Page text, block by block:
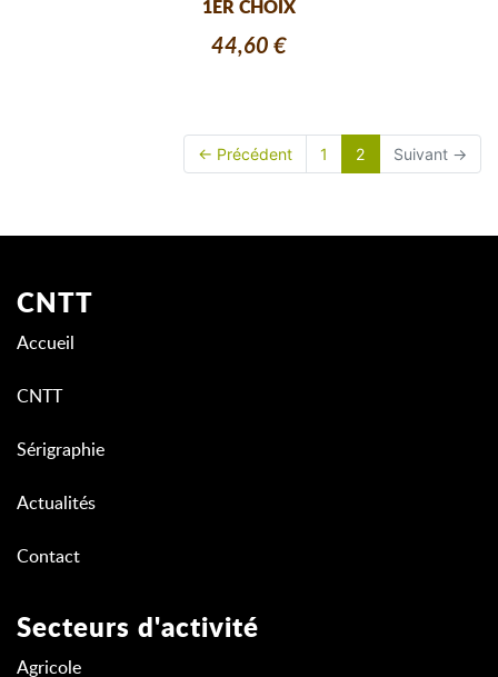
1ER CHOIX
44,60 €
← Précédent 1 2 (current)
Suivant →
CNTT
Accueil
CNTT
Sérigraphie
Actualités
Contact
Secteurs d'activité
Agricole